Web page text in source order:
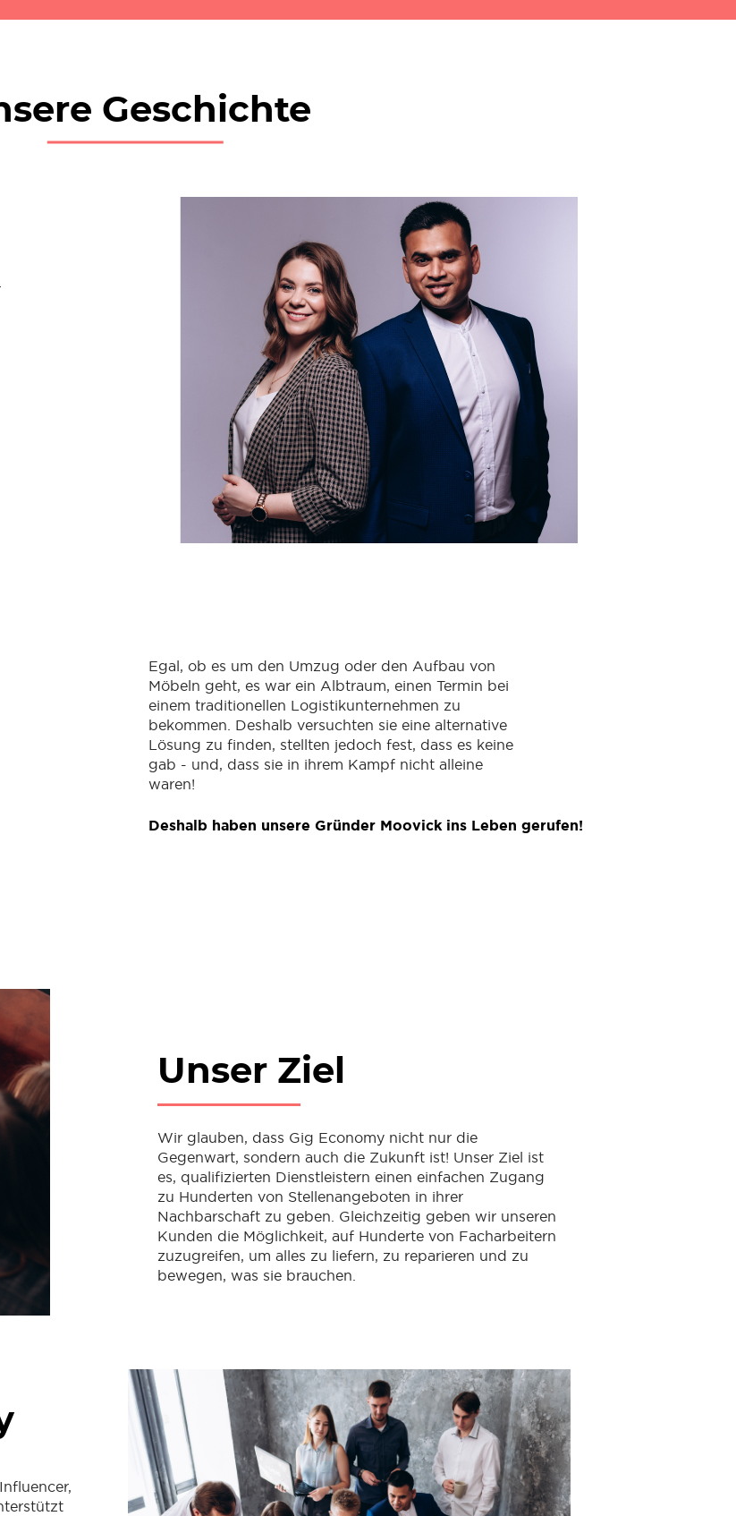
Geschichte
Egal, ob es um den Umzug oder den Aufbau von
Möbeln geht, es war ein Albtraum, einen Termin bei
einem traditionellen Logistikunternehmen zu
bekommen. Deshalb versuchten sie eine alternative
Lösung zu finden, stellten jedoch fest, dass es keine
gab - und, dass sie in ihrem Kampf nicht alleine
waren!
Deshalb haben unsere Gründer Moovick ins Leben gerufen!
Unser Ziel
Wir glauben, dass Gig Economy nicht nur die
Gegenwart, sondern auch die Zukunft ist! Unser Ziel ist
es, qualifizierten Dienstleistern einen einfachen Zugang
zu Hunderten von Stellenangeboten in ihrer
Nachbarschaft zu geben. Gleichzeitig geben wir unseren
Kunden die Möglichkeit, auf Hunderte von Facharbeitern
zuzugreifen, um alles zu liefern, zu reparieren und zu
bewegen, was sie brauchen.